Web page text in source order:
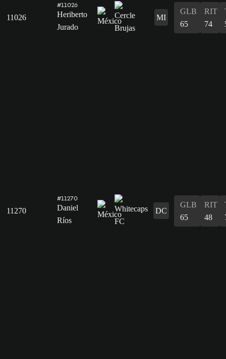
11026
#11026
Heriberto
Jurado
MI
GLB
65
RIT
74
11270
#11270
Daniel
Ríos
DC
GLB
65
RIT
48